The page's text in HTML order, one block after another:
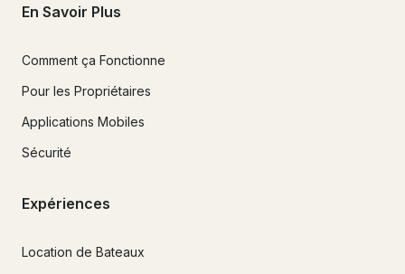
En Savoir Plus
Comment ça Fonctionne
Pour les Propriétaires
Applications Mobiles
Sécurité
Expériences
Location de Bateaux